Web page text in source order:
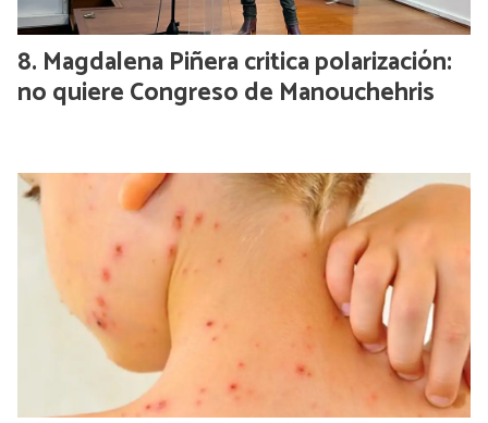
Magdalena Piñera critica polarización:
no quiere Congreso de Manouchehris